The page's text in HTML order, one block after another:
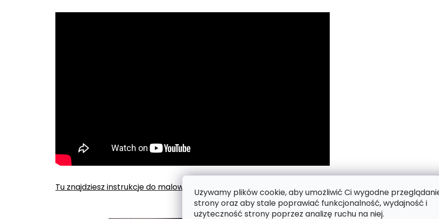
Używamy plików cookie, aby umożliwić Ci wygodne
strony oraz aby stale poprawiać funkcjonalność, wydajność i
użyteczność strony poprzez analizę ruchu na niej.
Tu znajdziesz instrukcje do malowania po numerach.